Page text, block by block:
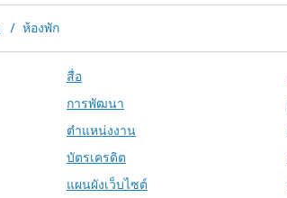
/ ห้องพัก
สื่อ
การพัฒนา
ตำแหน่งงาน
บัตรเครดิต
แผนผังเว็บไซต์